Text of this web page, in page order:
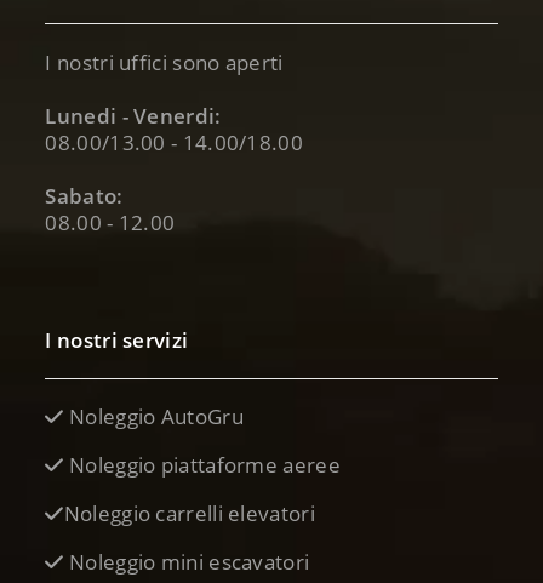
I nostri uffici sono aperti
Lunedi - Venerdi:
08.00/13.00 - 14.00/18.00
Sabato:
08.00 - 12.00
I nostri servizi
Noleggio AutoGru
Noleggio piattaforme aeree
Noleggio carrelli elevatori
Noleggio mini escavatori